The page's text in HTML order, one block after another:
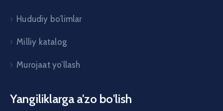
Hududiy bo’limlar
Milliy katalog
Murojaat yo’llash
Yangiliklarga a'zo bo'lish